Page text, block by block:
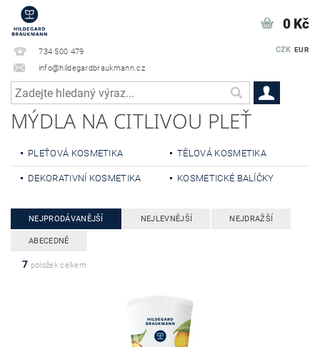
734 500 479
info@hildegardbraukmann.cz
CZK EUR
0 Kč
MÝDLA NA CITLIVOU PLEŤ
PLEŤOVÁ KOSMETIKA TĚLOVÁ KOSMETIKA
DEKORATIVNÍ KOSMETIKA KOSMETICKÉ BALÍČKY
NEJPRODÁVANĚJŠÍ NEJLEVNĚJŠÍ NEJDRAŽŠÍ
ABECEDNĚ
7 položek celkem